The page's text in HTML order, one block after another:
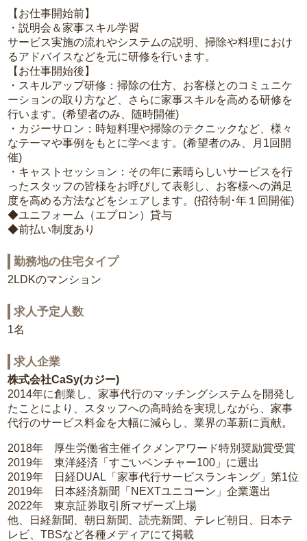
【お仕事開始前】
・説明会＆家事スキル学習
サービス実施の流れやシステムの説明、掃除や料理におけ
るアドバイスなどを元に研修を行います。
【お仕事開始後】
・スキルアップ研修：掃除の仕方、お客様とのコミュニケ
ーションの取り方など、さらに家事スキルを高める研修を
行います。(希望者のみ、随時開催)
・カジーサロン：時短料理や掃除のテクニックなど、様々
なテーマや事例をもとに学べます。(希望者のみ、月1回開
催)
・キャストセッション：その年に素晴らしいサービスを行
ったスタッフの皆様をお呼びして表彰し、お客様への満足
度を高める方法などをシェアします。(招待制･年１回開催)
◆ユニフォーム（エプロン）貸与
◆前払い制度あり
勤務地の住宅タイプ
2LDKのマンション
求人予定人数
1名
求人企業
株式会社CaSy(カジー)
2014年に創業し、家事代行のマッチングシステムを開発し
たことにより、スタッフへの高時給を実現しながら、家事
代行のサービス料金を大幅に減らし、業界の革新に貢献。
2018年 厚生労働省主催イクメンアワード特別奨励賞受賞
2019年 東洋経済「すごいベンチャー100」に選出
2019年 日経DUAL「家事代行サービスランキング」第1位
2019年 日本経済新聞「NEXTユニコーン」企業選出
2022年 東京証券取引所マザーズ上場
他、日経新聞、朝日新聞、読売新聞、テレビ朝日、日本テ
レビ、TBSなど各種メディアにて掲載